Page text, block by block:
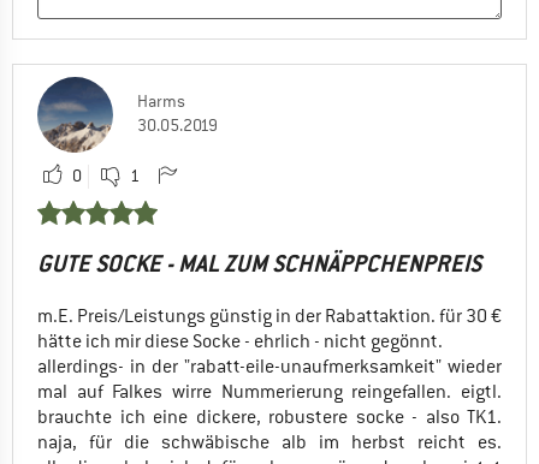
Harms
30.05.2019
0 1
GUTE SOCKE - MAL ZUM SCHNÄPPCHENPREIS
m.E. Preis/Leistungs günstig in der Rabattaktion. für 30 €
hätte ich mir diese Socke - ehrlich - nicht gegönnt.
allerdings- in der "rabatt-eile-unaufmerksamkeit" wieder
mal auf Falkes wirre Nummerierung reingefallen. eigtl.
brauchte ich eine dickere, robustere socke - also TK1.
naja, für die schwäbische alb im herbst reicht es.